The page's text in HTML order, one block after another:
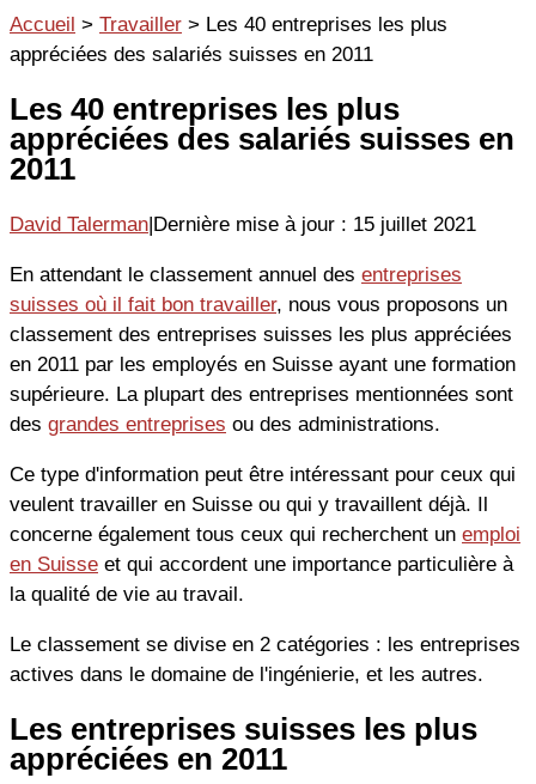
Aller
au
Accueil > Travailler > Les 40 entreprises les plus
appréciées des salariés suisses en 2011
Les 40 entreprises les plus
appréciées des salariés suisses en
2011
David Talerman Dernière mise à jour : 15 juillet 2021
En attendant le classement annuel des entreprises
suisses où il fait bon travailler, nous vous proposons un
classement des entreprises suisses les plus appréciées
en 2011 par les employés en Suisse ayant une formation
supérieure. La plupart des entreprises mentionnées sont
des grandes entreprises ou des administrations.
Ce type d'information peut être intéressant pour ceux qui
veulent travailler en Suisse ou qui y travaillent déjà. Il
concerne également tous ceux qui recherchent un emploi
en Suisse et qui accordent une importance particulière à
la qualité de vie au travail.
Le classement se divise en 2 catégories : les entreprises
actives dans le domaine de l'ingénierie, et les autres.
Les entreprises suisses les plus
appréciées en 2011